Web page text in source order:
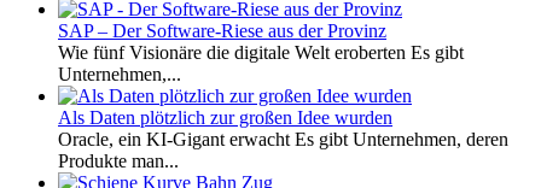
SAP – Der Software-Riese aus der Provinz
Wie fünf Visionäre die digitale Welt eroberten Es gibt
Unternehmen,...
Als Daten plötzlich zur großen Idee wurden
Oracle, ein KI-Gigant erwacht Es gibt Unternehmen, deren
Produkte man...